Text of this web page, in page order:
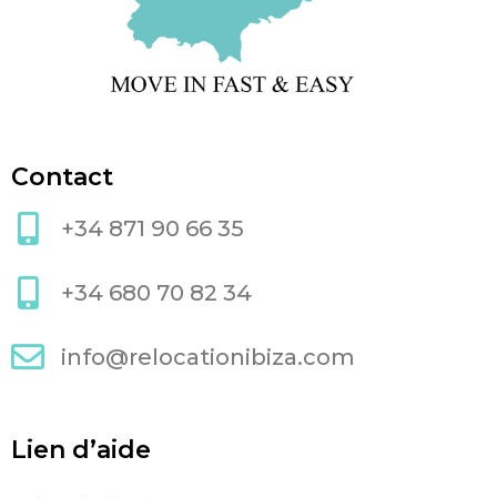
Contact
+34 871 90 66 35
+34 680 70 82 34
info@relocationibiza.com
Lien d’aide